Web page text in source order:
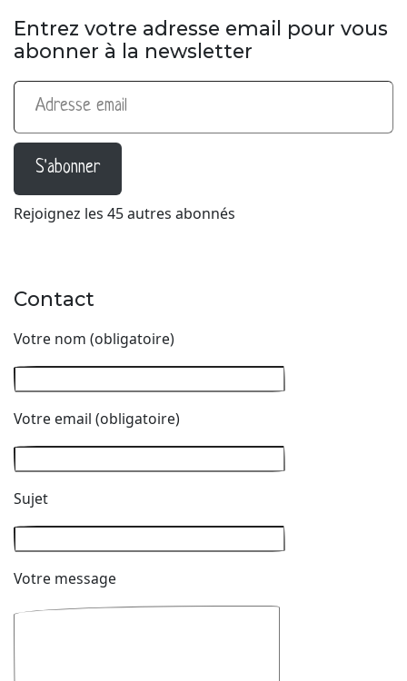
Entrez votre adresse email pour vous
abonner à la newsletter
Adresse email
S'abonner
Rejoignez les 45 autres abonnés
Contact
Votre nom (obligatoire)
Votre email (obligatoire)
Sujet
Votre message